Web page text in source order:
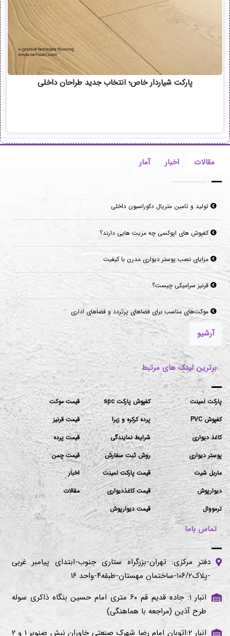
پارکت شیاردار خاص؛ انتخاب جدید طراحان داخلی
مقالات اخبار آمار
تولید و تامین متریال دکوراسیون داخلی
کفپوش های اپوکسی چه مزیت هایی دارند؟
مزایای نصب پوستر دیواری مدرن با کیفیت
قرنیز سرامیکی چیست؟
موکت‌های مناسب برای فضاهای پرتردد و فضاهای اداری
آرشیو
برترین لینک های مرتبط
پارکت لمینت
کفپوش PVC
کاغذ دیواری
پوستر دیواری
ماربل شیت
دیوارپوش
ترمووال
کفپوش پارکت spc
پرده کرکره و زبرا
شرایط نمایندگی
روش ثبت سفارش
قیمت پارکت لمینت
قیمت کاغذدیواری
قیمت دیوارپوش
قیمت موکت
قیمت قرنیز
قیمت پرده
قیمت چمن
اخبار
مقالات
تماس باما
دفتر مرکزی: تهران-بزرگراه ستاری جنوب-ابتدای پیامبر غربی
-پلاک۱۰۶/۲-ساختمان مهستان-طبقه۴-واحد ۱۶
انبار ۱: جاده قدیم قم ۶۰ متری امام حسین بنگاه ذاکری سوله
طرح آذین (مراجعه با هماهنگی)
انبار ۲:اتوبان امام رضا شهرک صنعتی خاوران نبش صنوبر ۱ و ۲